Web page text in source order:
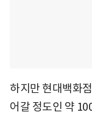
하지만 현대백화
어갈 정도인 약